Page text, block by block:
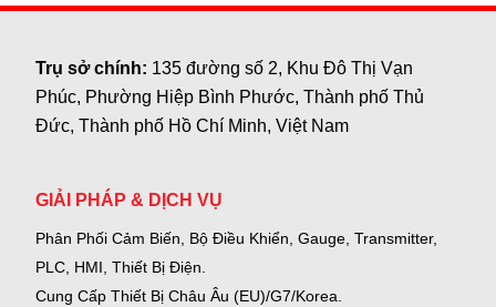
Trụ sở chính: 135 đường số 2, Khu Đô Thị Vạn
Phúc, Phường Hiệp Bình Phước, Thành phố Thủ
Đức, Thành phố Hồ Chí Minh, Việt Nam
GIẢI PHÁP & DỊCH VỤ
Phân Phối Cảm Biến, Bộ Điều Khiển, Gauge, Transmitter,
PLC, HMI, Thiết Bị Điện.
Cung Cấp Thiết Bị Châu Âu (EU)/G7/Korea.